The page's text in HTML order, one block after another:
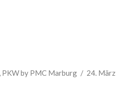
PKWby PMC Marburg
24. März